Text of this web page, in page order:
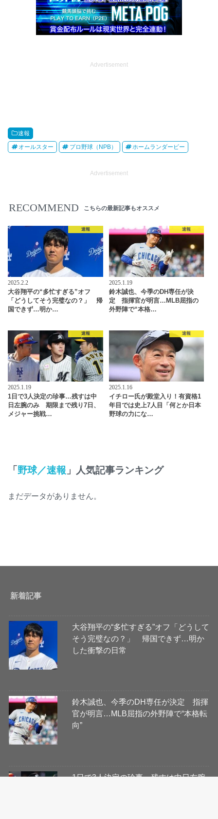
Advertisement
速報
オールスター プロ野球（NPB） ホームランダービー
Advertisement
RECOMMEND こちらの最新記事もオススメ
速報
2025.2.2
大谷翔平の“多忙すぎる”オフ
「どうしてそう完璧なの？」 帰
国できず…明か…
速報
2025.1.19
鈴木誠也、今季のDH専任が決
定 指揮官が明言…MLB屈指の
外野陣で“本格…
速報
2025.1.19
1日で3人決定の珍事…残すは中
日左腕のみ 期限まで残り7日、
メジャー挑戦…
速報
2025.1.16
イチロー氏が殿堂入り！有資格1
年目では史上7人目「何とか日本
野球の力にな…
「 野球／速報 」人気記事ランキング
まだデータがありません。
新着記事
大谷翔平の“多忙すぎる”オフ「どうして
そう完璧なの？」 帰国できず…明か
した衝撃の日常
鈴木誠也、今季のDH専任が決定 指揮
官が明言…MLB屈指の外野陣で“本格転
向”
1日で3人決定の珍事…残すは中日左腕